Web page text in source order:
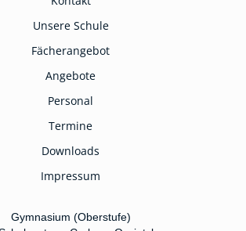
Unsere Schule
Fächerangebot
Angebote
Personal
Termine
Downloads
Impressum
Gymnasium (Oberstufe)